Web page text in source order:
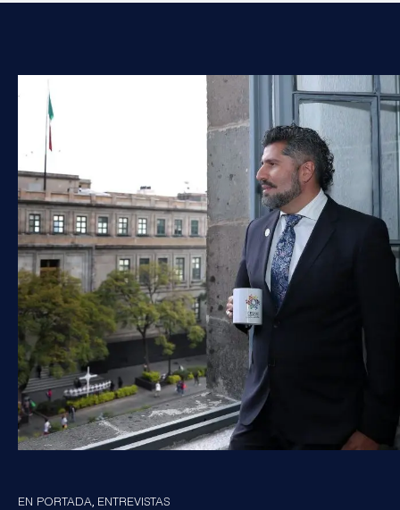
EN PORTADA ENTREVISTAS